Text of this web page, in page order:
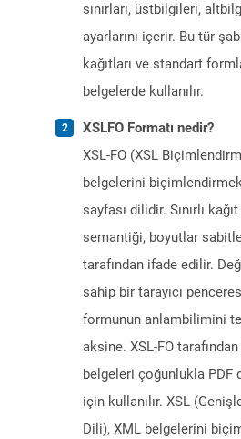
sınırları, üstbilgileri,
ayarlarını içerir. Bu tür
kağıtları ve standart
belgelerde kullanılır.
XSLFO Formatı nedir?
XSL-FO (XSL
belgelerini
sayfası dilidir. Sınırlı
semantiği, boyutlar
tarafından ifade edilir.
sahip bir tarayıcı
formunun anlambilimini
aksine. XSL-FO
belgeleri çoğunlukla PDF
için kullanılır. XSL
Dili), XML belgelerini